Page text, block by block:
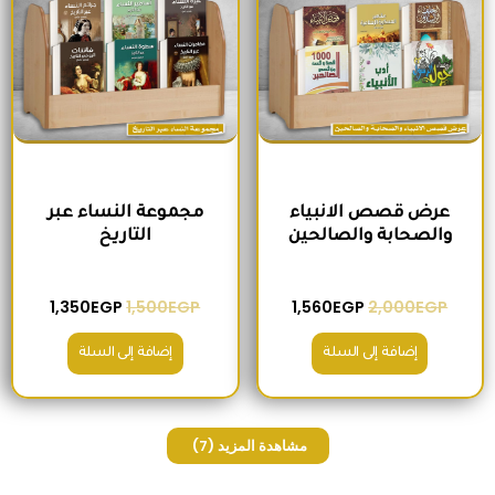
عرض قصص الانبياء
والصحابة والصالحين
2,000EGP
1,560EGP
إضافة إلى السلة
مجموعة النساء عبر
التاريخ
1,500EGP
1,350EGP
إضافة إلى السلة
مشاهدة المزيد (7)